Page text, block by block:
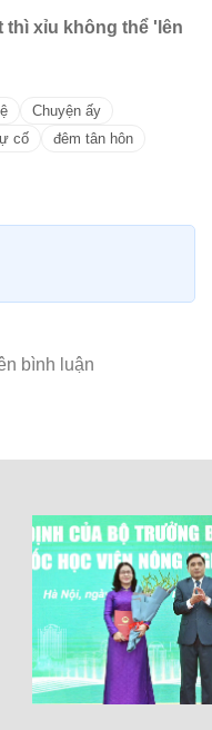
thì xỉu không thể 'lên
Chuyện ấy
cố đêm tân hôn